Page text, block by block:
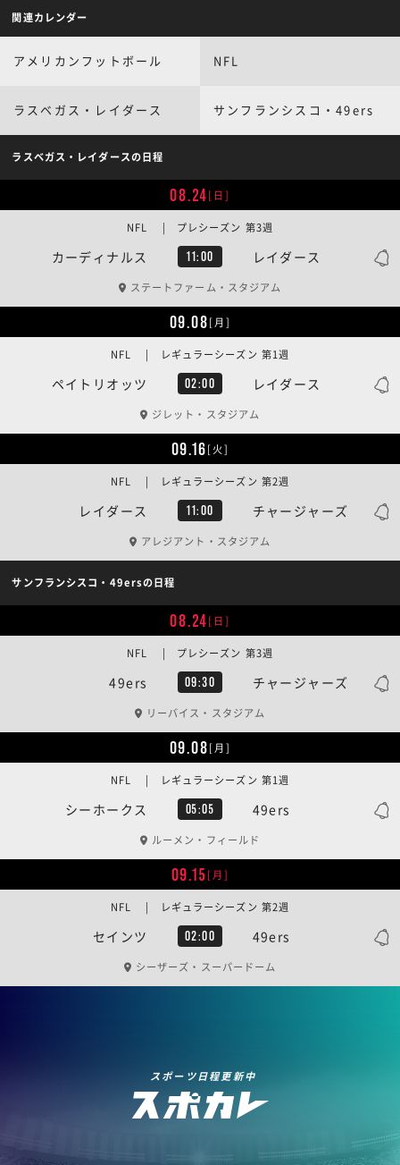
関連カレンダー
アメリカンフットボール NFL
ラスベガス・レイダース サンフランシスコ・49ers
ラスベガス・レイダースの日程
08.24[日]
カーディナルス 11:00 レイダース
NFL | プレシーズン 第3週
ステートファーム・スタジアム
09.08[月]
ペイトリオッツ 02:00 レイダース
NFL | レギュラーシーズン 第1週
ジレット・スタジアム
09.16[火]
レイダース 11:00 チャージャーズ
NFL | レギュラーシーズン 第2週
アレジアント・スタジアム
サンフランシスコ・49ersの日程
08.24[日]
49ers 09:30 チャージャーズ
NFL | プレシーズン 第3週
リーバイス・スタジアム
09.08[月]
シーホークス 05:05 49ers
NFL | レギュラーシーズン 第1週
ルーメン・フィールド
09.15[月]
セインツ 02:00 49ers
NFL | レギュラーシーズン 第2週
シーザーズ・スーパードーム
スポーツ日程更新中